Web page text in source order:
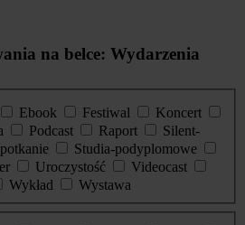
na belce: Wydarzenia
Ebook Festiwal
Koncert
Podcast Raport
Silent-
Studia-podyplomowe
Uroczystość
Videocast
Wykład
Wystawa